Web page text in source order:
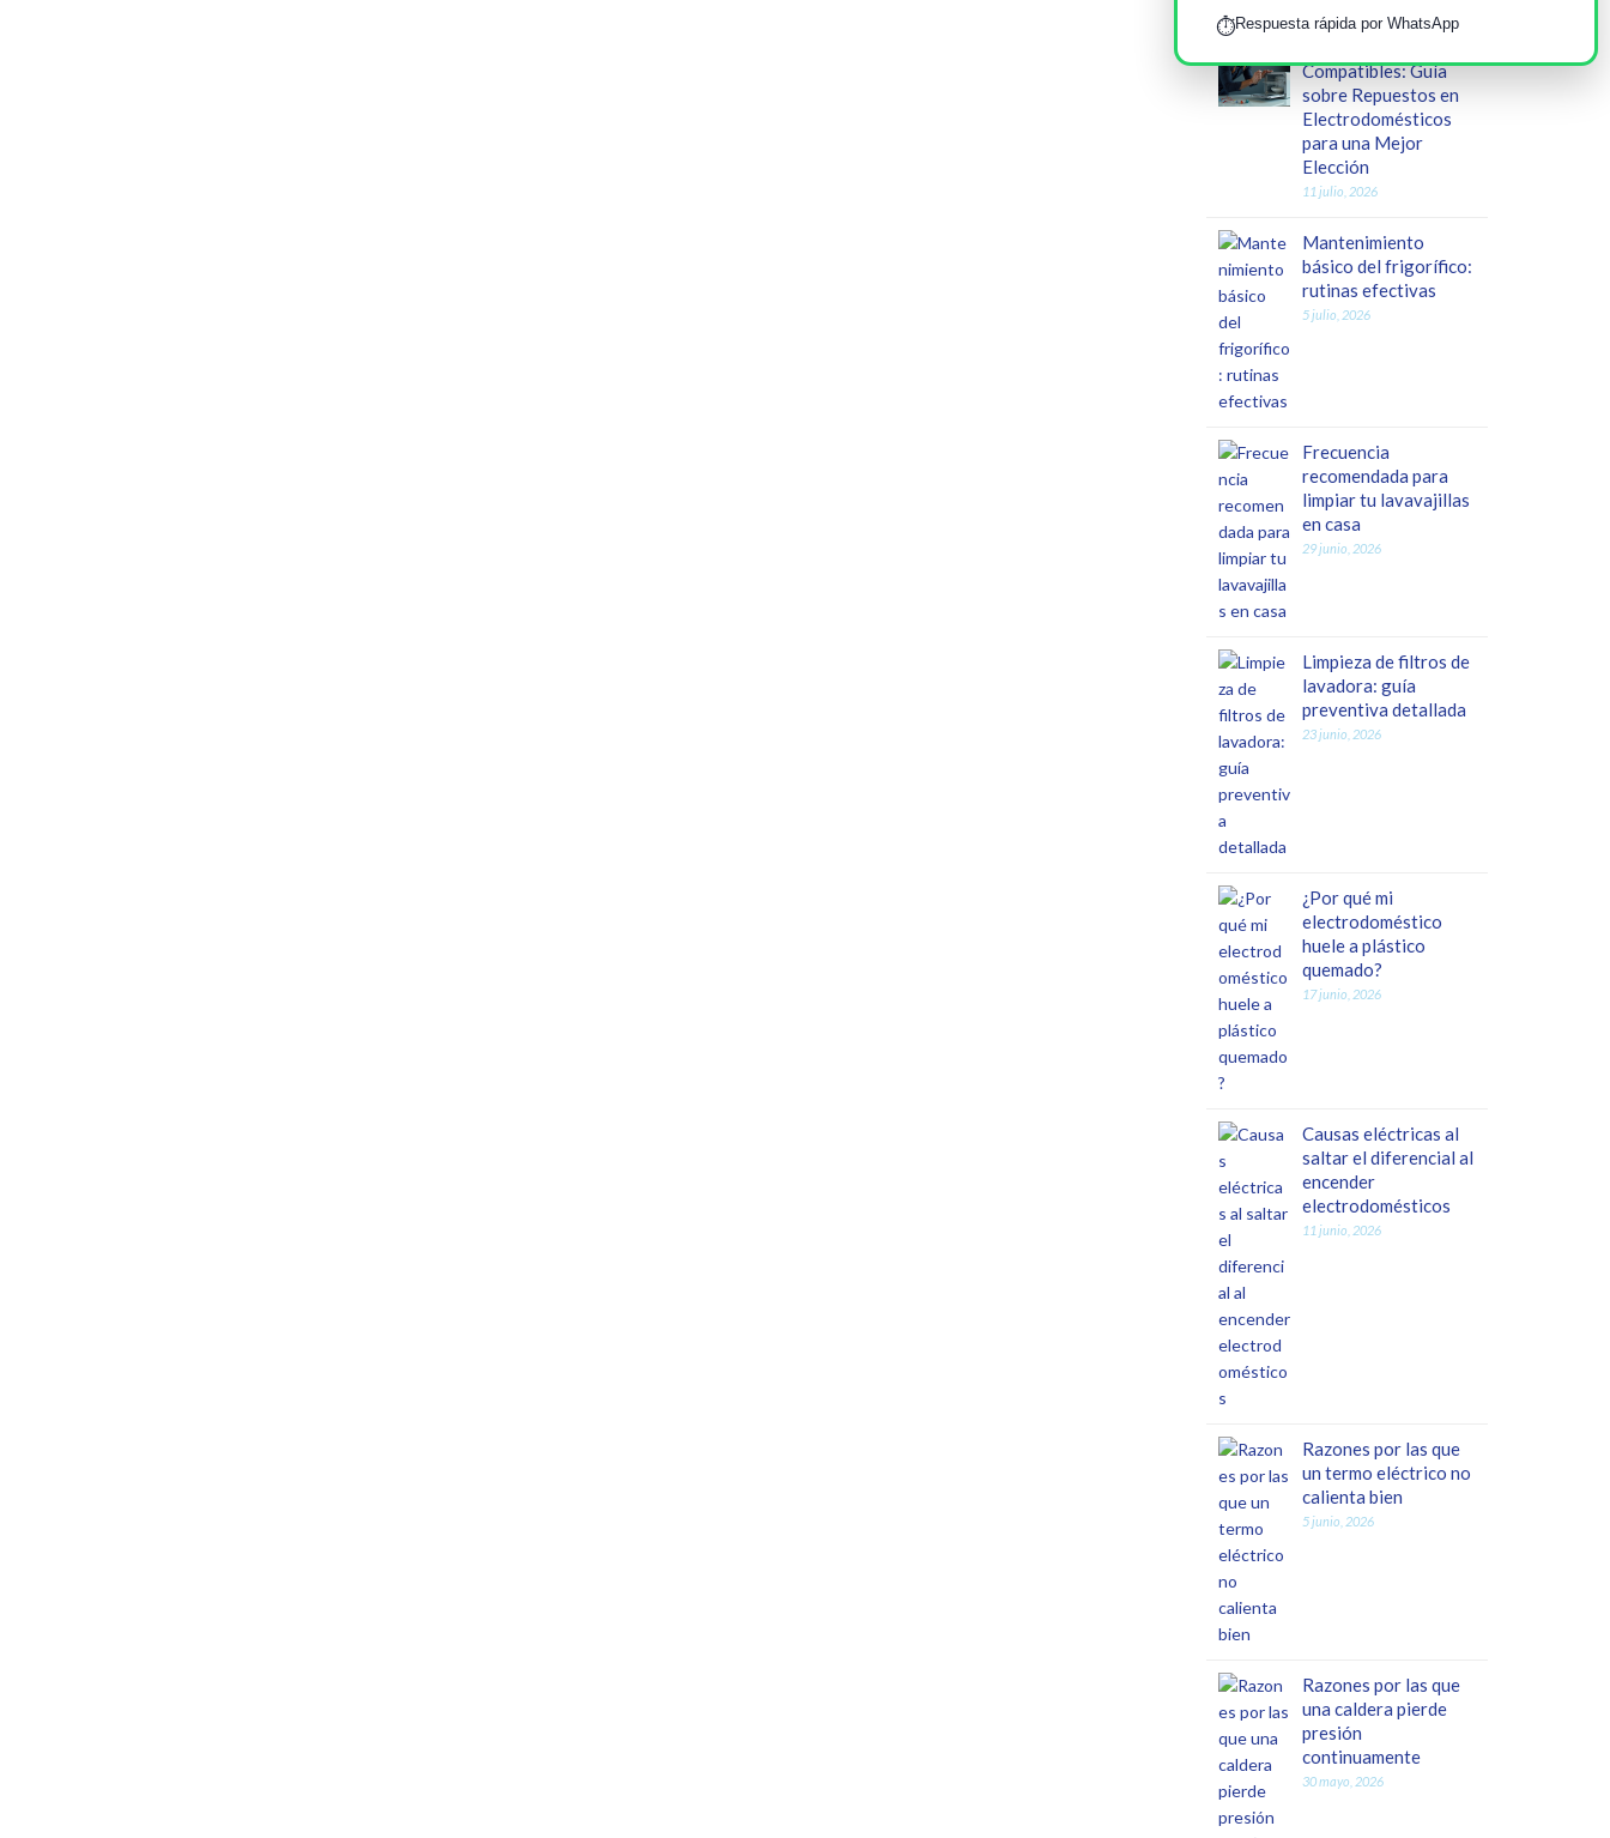
Compatibles: Guía
sobre Repuestos en
Electrodomésticos
para una Mejor
Elección
11 julio, 2026
Mantenimiento
básico del frigorífico:
rutinas efectivas
5 julio, 2026
Frecuencia
recomendada para
limpiar tu lavavajillas
en casa
29 junio, 2026
Limpieza de filtros de
lavadora: guía
preventiva detallada
23 junio, 2026
¿Por qué mi
electrodoméstico
huele a plástico
quemado?
17 junio, 2026
Causas eléctricas al
saltar el diferencial al
encender
electrodomésticos
11 junio, 2026
Razones por las que
un termo eléctrico no
calienta bien
5 junio, 2026
Razones por las que
una caldera pierde
presión
continuamente
30 mayo, 2026
⏱️Respuesta rápida por WhatsApp